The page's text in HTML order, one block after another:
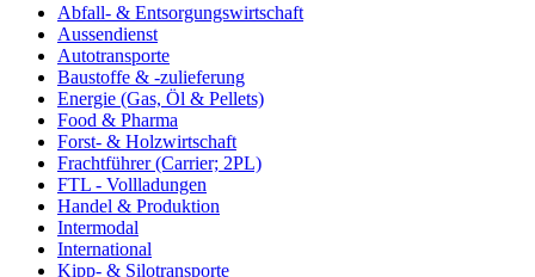
Abfall- & Entsorgungswirtschaft
Aussendienst
Autotransporte
Baustoffe & -zulieferung
Energie (Gas, Öl & Pellets)
Food & Pharma
Forst- & Holzwirtschaft
Frachtführer (Carrier; 2PL)
FTL - Vollladungen
Handel & Produktion
Intermodal
International
Kipp- & Silotransporte